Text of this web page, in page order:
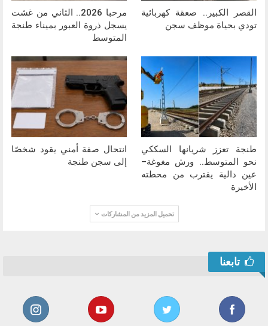
القصر الكبير.. صعقة كهربائية
تودي بحياة موظف سجن
مرحبا 2026.. الثاني من غشت
يسجل ذروة العبور بميناء طنجة
المتوسط
طنجة تعزز شريانها السككي
نحو المتوسط.. ورش مغوغة–
عين دالية يقترب من محطته
الأخيرة
انتحال صفة أمني يقود شخصًا
إلى سجن طنجة
تحميل المزيد من المشاركات
تابعنا